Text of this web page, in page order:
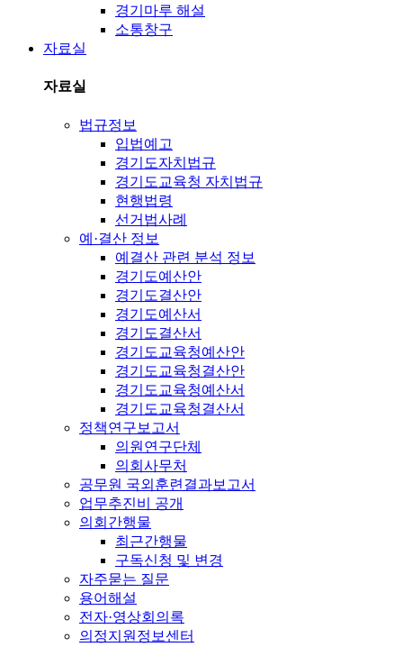
경기마루 해설
소통창구
자료실
자료실
법규정보
입법예고
경기도자치법규
경기도교육청 자치법규
현행법령
선거법사례
예·결산 정보
예결산 관련 분석 정보
경기도예산안
경기도결산안
경기도예산서
경기도결산서
경기도교육청예산안
경기도교육청결산안
경기도교육청예산서
경기도교육청결산서
정책연구보고서
의원연구단체
의회사무처
공무원 국외훈련결과보고서
업무추진비 공개
의회간행물
최근간행물
구독신청 및 변경
자주묻는 질문
용어해설
전자·영상회의록
의정지원정보센터